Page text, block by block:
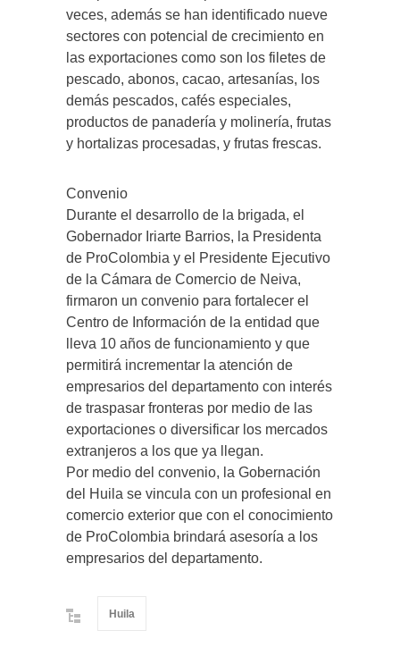
veces, además se han identificado nueve
sectores con potencial de crecimiento en
las exportaciones como son los filetes de
pescado, abonos, cacao, artesanías, los
demás pescados, cafés especiales,
productos de panadería y molinería, frutas
y hortalizas procesadas, y frutas frescas.
Convenio
Durante el desarrollo de la brigada, el
Gobernador Iriarte Barrios, la Presidenta
de ProColombia y el Presidente Ejecutivo
de la Cámara de Comercio de Neiva,
firmaron un convenio para fortalecer el
Centro de Información de la entidad que
lleva 10 años de funcionamiento y que
permitirá incrementar la atención de
empresarios del departamento con interés
de traspasar fronteras por medio de las
exportaciones o diversificar los mercados
extranjeros a los que ya llegan.
Por medio del convenio, la Gobernación
del Huila se vincula con un profesional en
comercio exterior que con el conocimiento
de ProColombia brindará asesoría a los
empresarios del departamento.
Huila